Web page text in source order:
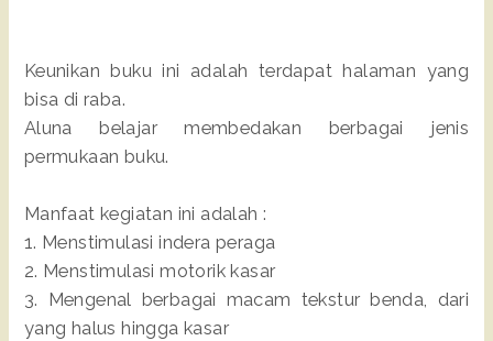
Keunikan buku ini adalah terdapat halaman yang
bisa di raba.
Aluna belajar membedakan berbagai jenis
permukaan buku.
Manfaat kegiatan ini adalah :
1. Menstimulasi indera peraga
2. Menstimulasi motorik kasar
3. Mengenal berbagai macam tekstur benda, dari
yang halus hingga kasar